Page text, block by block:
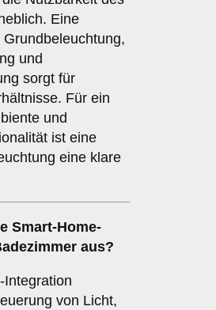
Eine
und
sorgt für
Für ein
und
ist eine
eine klare
Smart-Home-
aus?
Integration
von Licht,